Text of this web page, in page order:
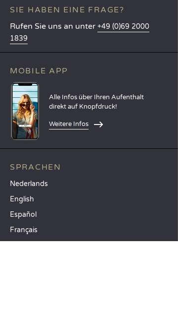
SIE HABEN EINE FRAGE?
Rufen Sie uns an unter +49 (0)69 2000
1839
MOBILE APP
Alle Infos über Ihren Aufenthalt
direkt auf Knopfdruck!
Weitere Infos
SPRACHEN
Nederlands
English
Español
Français